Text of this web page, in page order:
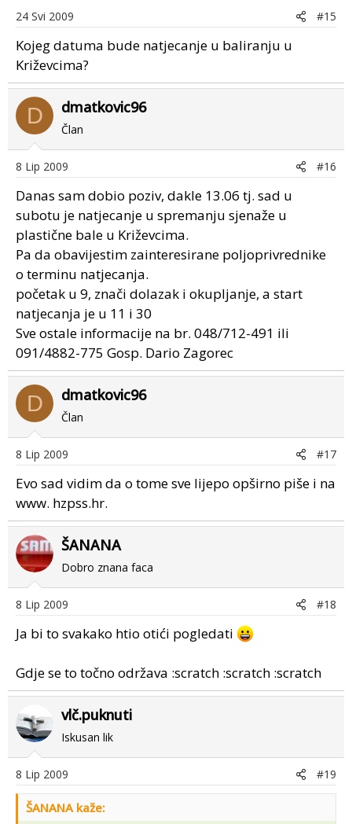
24 Svi 2009 #15
Kojeg datuma bude natjecanje u baliranju u
Križevcima?
D dmatkovic96
Član
8 Lip 2009 #16
Danas sam dobio poziv, dakle 13.06 tj. sad u
subotu je natjecanje u spremanju sjenaže u
plastične bale u Križevcima.
Pa da obavijestim zainteresirane poljoprivrednike
o terminu natjecanja.
početak u 9, znači dolazak i okupljanje, a start
natjecanja je u 11 i 30
Sve ostale informacije na br. 048/712-491 ili
091/4882-775 Gosp. Dario Zagorec
D dmatkovic96
Član
8 Lip 2009 #17
Evo sad vidim da o tome sve lijepo opširno piše i na
www. hzpss.hr.
ŠANANA
Dobro znana faca
8 Lip 2009 #18
Ja bi to svakako htio otići pogledati
Gdje se to točno održava :scratch :scratch :scratch
vlč.puknuti
Iskusan lik
8 Lip 2009 #19
ŠANANA kaže: